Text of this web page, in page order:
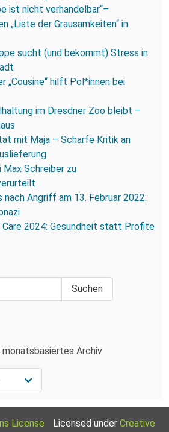
ist nicht verhandelbar“–
„Liste der Grausamkeiten“ in
sucht (und bekommt) Stress in
„Cousine“ hilft Pol*innen bei
im Dresdner Zoo bleibt –
mit Maja – Scharfe Kritik an
Max Schreiber zu
nach Angriff am 13. Februar 2022:
2024: Gesundheit statt Profite
Archiv
Licensed under Creative